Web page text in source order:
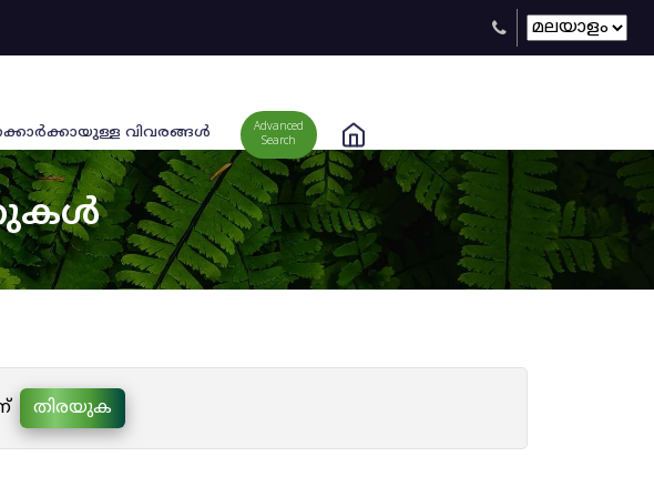
വിവരങ്ങള്‍
Advanced
Search
തിരയുക